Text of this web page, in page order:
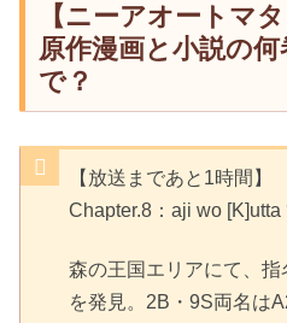
【ニーアオートマ
原作漫画と小説の
で？
【放送まであと1時間】
Chapter.8：aji wo [K]utta
森の王国エリアにて、
を発見。2B・9S両名は